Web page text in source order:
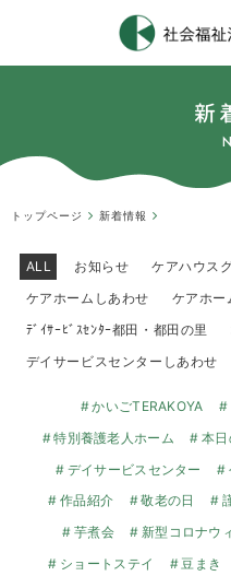
新
トップページ 新着情報
ALL お知らせ
ケアハウス
ケアホームしあわせ
ケアホー
ﾃﾞｲｻｰﾋﾞｽｾﾝﾀｰ都田・都田の里
デイサービスセンターしあわせ
かいごTERAKOYA
特別養護老人ホーム
本
デイサービスセンター
作品紹介
敬老の日
芋煮会
新型コロナウ
ショートステイ
豆まき